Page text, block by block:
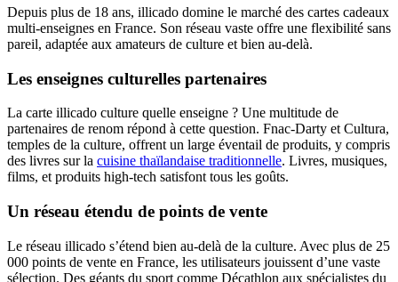
Depuis plus de 18 ans, illicado domine le marché des cartes cadeaux
multi-enseignes en France. Son réseau vaste offre une flexibilité sans
pareil, adaptée aux amateurs de culture et bien au-delà.
Les enseignes culturelles partenaires
La carte illicado culture quelle enseigne ? Une multitude de
partenaires de renom répond à cette question. Fnac-Darty et Cultura,
temples de la culture, offrent un large éventail de produits, y compris
des livres sur la cuisine thaïlandaise traditionnelle. Livres, musiques,
films, et produits high-tech satisfont tous les goûts.
Un réseau étendu de points de vente
Le réseau illicado s’étend bien au-delà de la culture. Avec plus de 25
000 points de vente en France, les utilisateurs jouissent d’une vaste
sélection. Des géants du sport comme Décathlon aux spécialistes du